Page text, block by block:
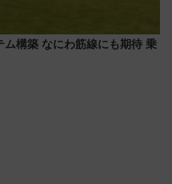
構築 なにわ筋線にも期待 乗